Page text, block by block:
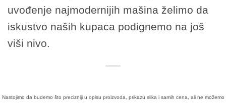
uvođenje najmodernijih mašina želimo da
iskustvo naših kupaca podignemo na još
viši nivo.
Nastojimo da budemo što precizniji u opisu proizvoda, prikazu slika i samih cena, ali ne možemo